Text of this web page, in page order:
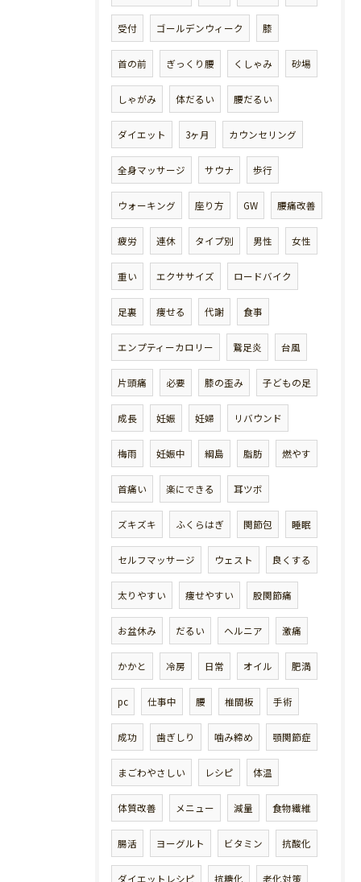
受付 ゴールデンウィーク 膝
首の前 ぎっくり腰 くしゃみ 砂場
しゃがみ 体だるい 腰だるい
ダイエット 3ヶ月 カウンセリング
全身マッサージ サウナ 歩行
ウォーキング 座り方 GW 腰痛改善
疲労 連休 タイプ別 男性 女性
重い エクササイズ ロードバイク
足裏 痩せる 代謝 食事
エンプティーカロリー 鵞足炎 台風
片頭痛 必要 膝の歪み 子どもの足
成長 妊娠 妊婦 リバウンド
梅雨 妊娠中 綱島 脂肪 燃やす
首痛い 楽にできる 耳ツボ
ズキズキ ふくらはぎ 関節包 睡眠
セルフマッサージ ウェスト 良くする
太りやすい 痩せやすい 股関節痛
お盆休み だるい ヘルニア 激痛
かかと 冷房 日常 オイル 肥満
pc 仕事中 腰 椎間板 手術
成功 歯ぎしり 噛み締め 顎関節症
まごわやさしい レシピ 体温
体質改善 メニュー 減量 食物繊維
腸活 ヨーグルト ビタミン 抗酸化
ダイエットレシピ 抗糖化 老化対策